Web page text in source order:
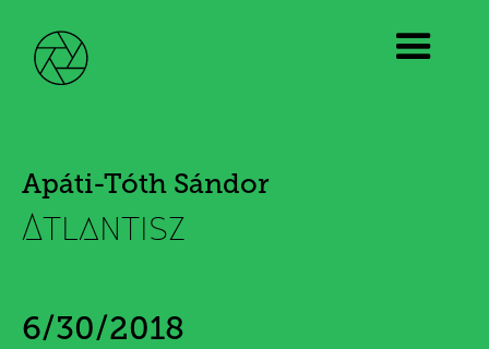
Apáti-Tóth Sándor
Atlantisz
6/30/2018